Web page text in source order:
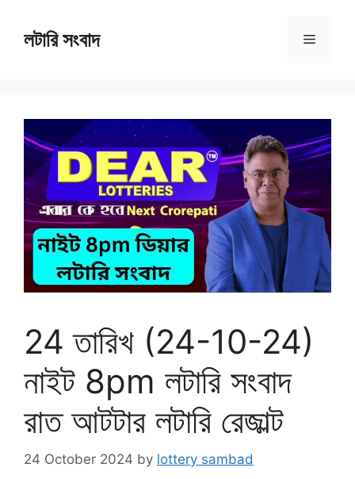
contentলটারি সংবাদ Menu
24 তারিখ (24-10-24)
নাইট 8pm লটারি সংবাদ
রাত আটটার লটারি রেজাল্ট
24 October 2024 by lottery sambad